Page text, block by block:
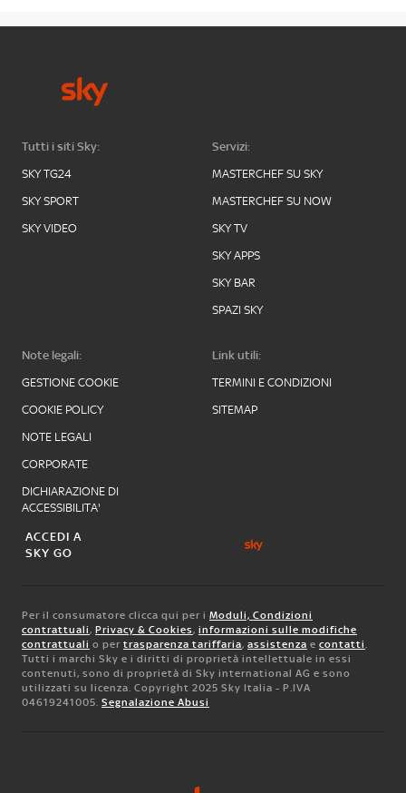
Tutti i siti Sky:
SKY TG24
SKY SPORT
SKY VIDEO
Servizi:
MASTERCHEF SU SKY
MASTERCHEF SU NOW
SKY TV
SKY APPS
SKY BAR
SPAZI SKY
Note legali:
GESTIONE COOKIE
COOKIE POLICY
NOTE LEGALI
CORPORATE
DICHIARAZIONE DI
ACCESSIBILITA'
Link utili:
TERMINI E CONDIZIONI
SITEMAP
ACCEDI A
SKY GO
Per il consumatore clicca qui per i Moduli, Condizioni
contrattuali, Privacy & Cookies, informazioni sulle modifiche
contrattuali o per trasparenza tariffaria, assistenza e contatti.
Tutti i marchi Sky e i diritti di proprietà intellettuale in essi
contenuti, sono di proprietà di Sky international AG e sono
utilizzati su licenza. Copyright 2025 Sky Italia - P.IVA
04619241005. Segnalazione Abusi